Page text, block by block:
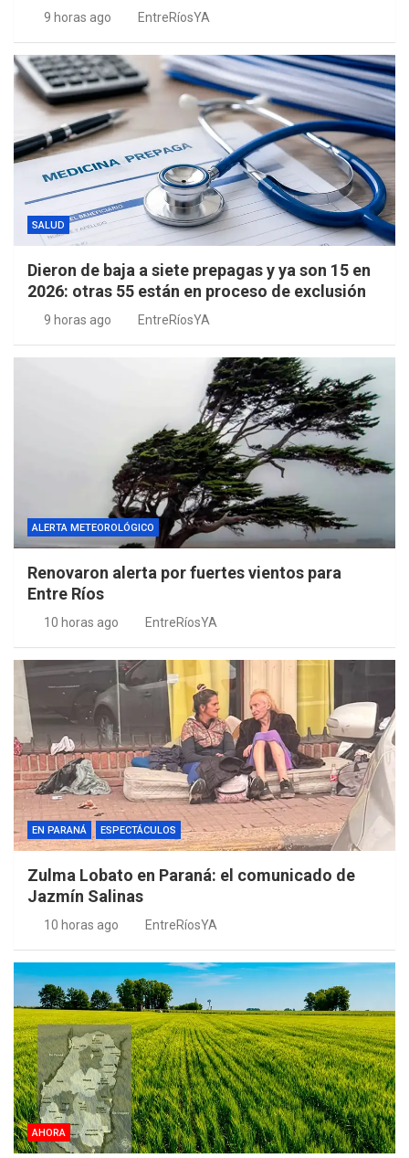
9 horas ago EntreRíosYA
SALUD
Dieron de baja a siete prepagas y ya son 15 en
2026: otras 55 están en proceso de exclusión
9 horas ago EntreRíosYA
ALERTA METEOROLÓGICO
Renovaron alerta por fuertes vientos para
Entre Ríos
10 horas ago EntreRíosYA
EN PARANÁ ESPECTÁCULOS
Zulma Lobato en Paraná: el comunicado de
Jazmín Salinas
10 horas ago EntreRíosYA
AHORA